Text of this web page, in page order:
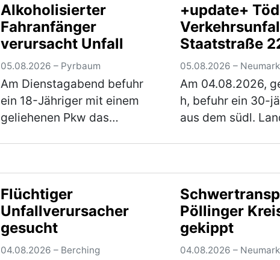
Kreuzung mit der
Staatsstraße 2238 die
Vorfahrt eine…(mehr)
Verkehrskontrolle
festgestellt, dass
unter dem
Alkoholisierter
Fahranfänger
verursacht Unfall
05.08.2026 – Pyrbaum
Am Dienstagabend befuhr
ein 18-Jähriger mit einem
geliehenen Pkw das
einen Fischweiher. Hierbei
verlor der Fahranfänger …
(mehr)
+update+
Staatstraße
zwischen
und
05.08.2026 –
Am 04.08.2026,
h, befuhr ein 30-
aus dem südl.
Fahrtrichtung
Ca. 500 m nach
Trocknung…
Flüchtiger
Unfallverursacher
gesucht
04.08.2026 – Berching
Pöllinger
gekippt
04.08.2026 –